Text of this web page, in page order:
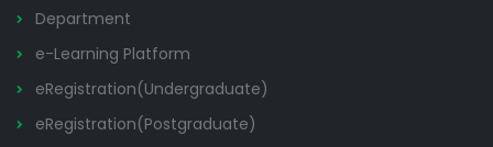
Department
e-Learning Platform
eRegistration(Undergraduate)
eRegistration(Postgraduate)